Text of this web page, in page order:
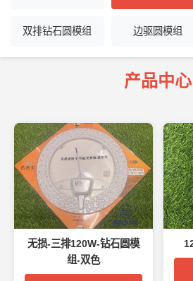
双排钻石圆模组 边驱圆模组
产品中心
无损-三排120W-钻石圆模
组-双色